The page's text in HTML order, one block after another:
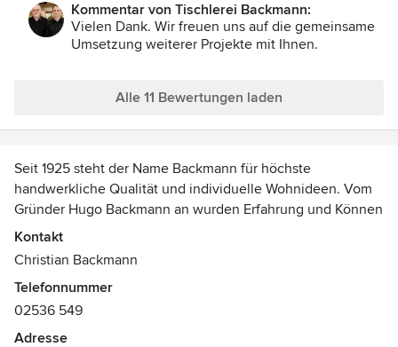
Kommentar von Tischlerei Backmann:
Vielen Dank. Wir freuen uns auf die gemeinsame
Umsetzung weiterer Projekte mit Ihnen.
Alle 11 Bewertungen laden
Seit 1925 steht der Name Backmann für höchste
handwerkliche Qualität und individuelle Wohnideen. Vom
Gründer Hugo Backmann an wurden Erfahrung und Können
durch die Generationen weitergegeben. Das spiegelt sich
in jedem einzelnen unserer Werkstücke wider.
Perfektion als Maßstab
Backmann ist auf die Konzeption und Fertigung
hochwertiger Innenraumausstattung spezialisiert. Unsere
Kontakt
Christian Backmann
Telefonnummer
02536 549
Adresse